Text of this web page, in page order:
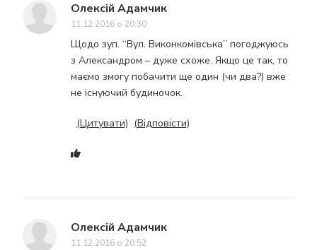
Олексій Адамчик
11.12.2016 о 20:30
Щодо зуп. “Вул. Виконкомівська” погоджуюсь
з Александром – дуже схоже. Якщо це так, то
маємо змогу побачити ще один (чи два?) вже
не існуючий будиночок.
(Цитувати) (Відповісти)
Олексій Адамчик
11.12.2016 о 20:52